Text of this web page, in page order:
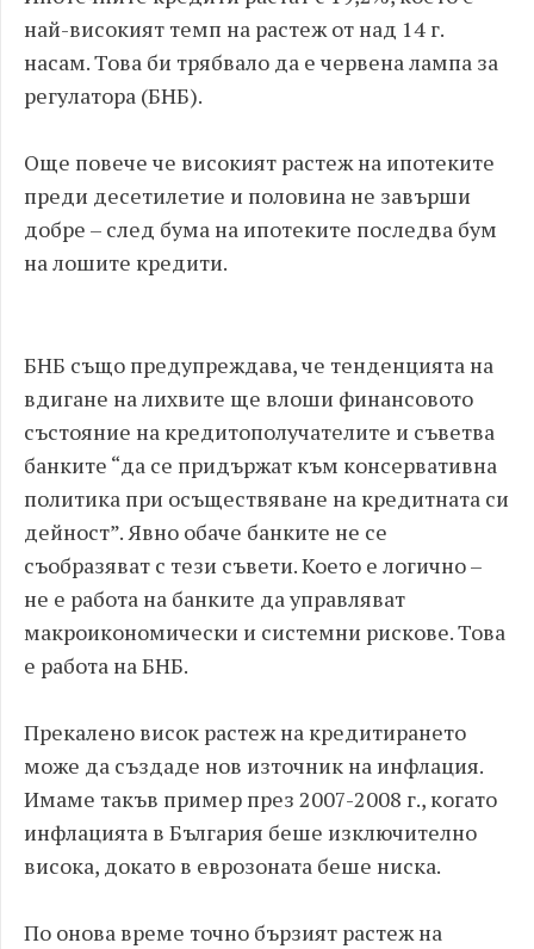
най-високият темп на растеж от над 14 г.
насам. Това би трябвало да е червена лампа за
регулатора (БНБ).
Още повече че високият растеж на ипотеките
преди десетилетие и половина не завърши
добре – след бума на ипотеките последва бум
на лошите кредити.
БНБ също предупреждава, че тенденцията на
вдигане на лихвите ще влоши финансовото
състояние на кредитополучателите и съветва
банките “да се придържат към консервативна
политика при осъществяване на кредитната си
дейност”. Явно обаче банките не се
съобразяват с тези съвети. Което е логично –
не е работа на банките да управляват
макроикономически и системни рискове. Това
е работа на БНБ.
Прекалено висок растеж на кредитирането
може да създаде нов източник на инфлация.
Имаме такъв пример през 2007-2008 г., когато
инфлацията в България беше изключително
висока, докато в еврозоната беше ниска.
По онова време точно бързият растеж на